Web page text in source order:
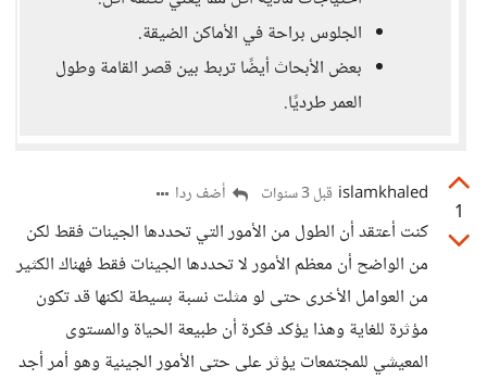
الجلوس براحة في الأماكن الضيقة.
بعض الأبحاث أيضًا تربط بين قصر القامة وطول
العمر طرديًا.
1
islamkhaled قبل 3 سنوات أضف ردا
كنت أعتقد أن الطول من الأمور التي تحددها الجينات فقط لكن
من الواضح أن معظم الأمور لا تحددها الجينات فقط فهناك الكثير
من العوامل الأخرى حتى لو مثلت نسبة بسيطة لكنها قد تكون
مؤثرة للغاية وهذا يؤكد فكرة أن طبيعة الحياة والمستوى
المعيشي للمجتمعات يؤثر على حتى الأمور الجينية وهو أمر أجد